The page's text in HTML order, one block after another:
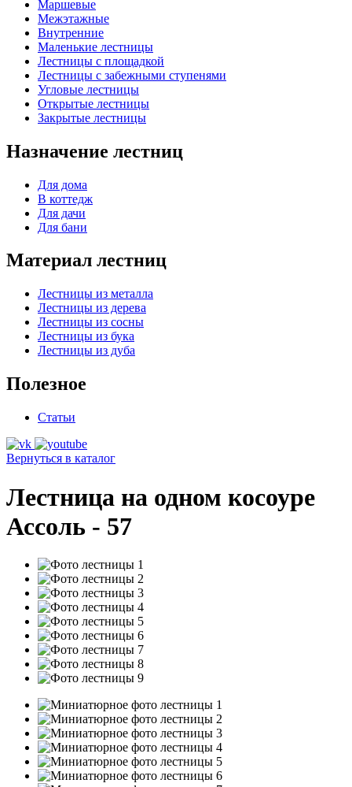
Маршевые
Межэтажные
Внутренние
Маленькие лестницы
Лестницы с площадкой
Лестницы с забежными ступенями
Угловые лестницы
Открытые лестницы
Закрытые лестницы
Назначение лестниц
Для дома
В коттедж
Для дачи
Для бани
Материал лестниц
Лестницы из металла
Лестницы из дерева
Лестницы из сосны
Лестницы из бука
Лестницы из дуба
Полезное
Статьи
Вернуться в каталог
Лестница на одном косоуре
Ассоль - 57